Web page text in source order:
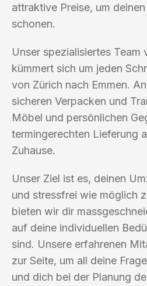
attraktive Preise, um
schonen.
Unser spezialisiertes Team
kümmert sich um jeden
von Zürich nach Emmen.
sicheren Verpacken und
Möbel und persönlichen
termingerechten Lieferung
Zuhause.
Unser Ziel ist es, deinen
und stressfrei wie möglich
bieten wir dir
auf deine individuellen
sind. Unsere erfahrenen
zur Seite, um all deine
und dich bei der Planung